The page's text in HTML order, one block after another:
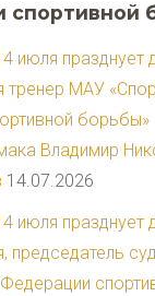
спортивной
июля празднует
тренер МАУ
борьбы»
Владимир
14.07.2026
июля празднует
председатель